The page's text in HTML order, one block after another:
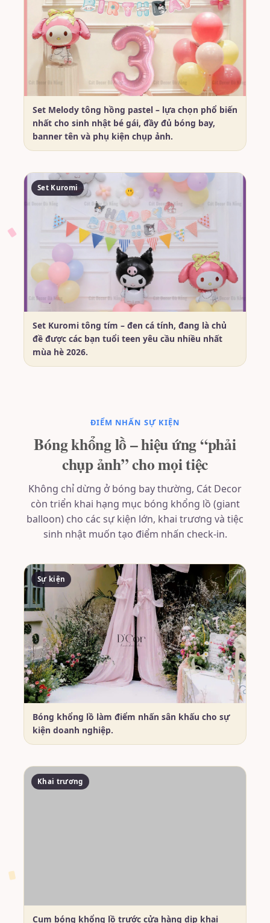
Set Melody tông hồng pastel – lựa chọn phổ biến
nhất cho sinh nhật bé gái, đầy đủ bóng bay,
banner tên và phụ kiện chụp ảnh.
Set Kuromi
Set Kuromi tông tím – đen cá tính, đang là chủ
đề được các bạn tuổi teen yêu cầu nhiều nhất
mùa hè 2026.
ĐIỂM NHẤN SỰ KIỆN
Bóng khổng lồ – hiệu ứng “phải
chụp ảnh” cho mọi tiệc
Không chỉ dừng ở bóng bay thường, Cát Decor
còn triển khai hạng mục bóng khổng lồ (giant
balloon) cho các sự kiện lớn, khai trương và tiệc
sinh nhật muốn tạo điểm nhấn check-in.
Sự kiện
Bóng khổng lồ làm điểm nhấn sân khấu cho sự
kiện doanh nghiệp.
Khai trương
Cụm bóng khổng lồ trước cửa hàng dịp khai